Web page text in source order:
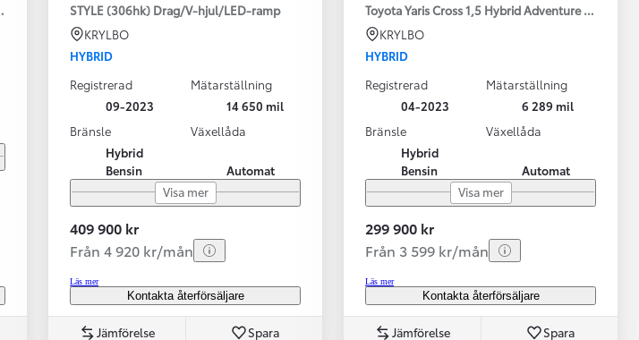
Från 324 900 kr
Från 3 194 kr/mån
Toyota C-HR
HYBRID & LADDHYBRID
Vi har Sveriges mest nöjda
EVO / OMG LEV! MOMSBIL!
STYLE (306hk) Drag/V-hjul/LED-ramp
KRYLBO
HYBRID
Registrerad
09-2023
Mätarställning
14 650 mil
Bränsle
Hybrid
Bensin
Växellåda
Automat
Visa mer
409 900 kr
Från 4 920 kr/mån
Läs mer
Kontakta återförsäljare
Jämförelse Spara
Toyota Yaris Cross 1,5 Hybrid Adventure Drag V-
KRYLBO
HYBRID
Registrerad
04-2023
Mätarställning
6 289 mil
Bränsle
Hybrid
Bensin
Växellåda
Automat
Visa mer
299 900 kr
Från 3 599 kr/mån
Läs mer
Kontakta återförsäljare
Jämförelse Spara